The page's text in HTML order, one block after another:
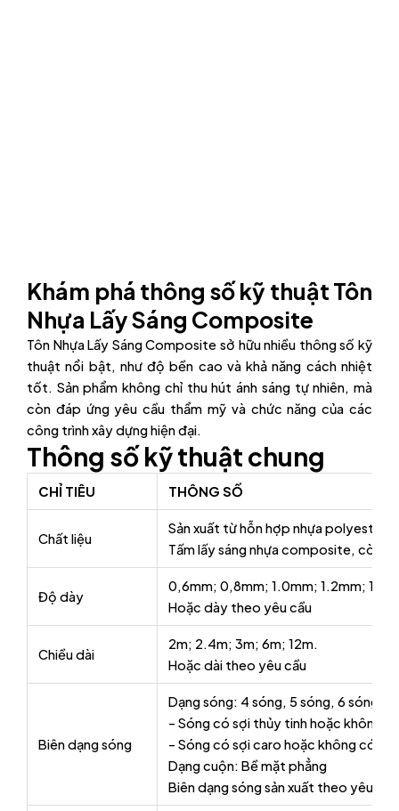
Khám phá thông số kỹ thuật Tôn
Nhựa Lấy Sáng Composite
Tôn Nhựa Lấy Sáng Composite sở hữu nhiều thông số kỹ
thuật nổi bật, như độ bền cao và khả năng cách nhiệt
tốt. Sản phẩm không chỉ thu hút ánh sáng tự nhiên, mà
còn đáp ứng yêu cầu thẩm mỹ và chức năng của các
công trình xây dựng hiện đại.
Thông số kỹ thuật chung
CHỈ TIÊU THÔNG SỐ
Chất liệu
Sản xuất từ hỗn hợp nhựa polyester
Tấm lấy sáng nhựa composite, còn
Độ dày
0,6mm; 0,8mm; 1.0mm; 1.2mm;
Hoặc dày theo yêu cầu
Chiều dài
2m; 2.4m; 3m; 6m; 12m.
Hoặc dài theo yêu cầu
Biên dạng sóng
Dạng sóng: 4 sóng, 5 sóng, 6 sóng,
– Sóng có sợi thủy tinh hoặc không
– Sóng có sợi caro hoặc không có
Dạng cuộn: Bề mặt phẳng
Biên dạng sóng sản xuất theo yêu cầu